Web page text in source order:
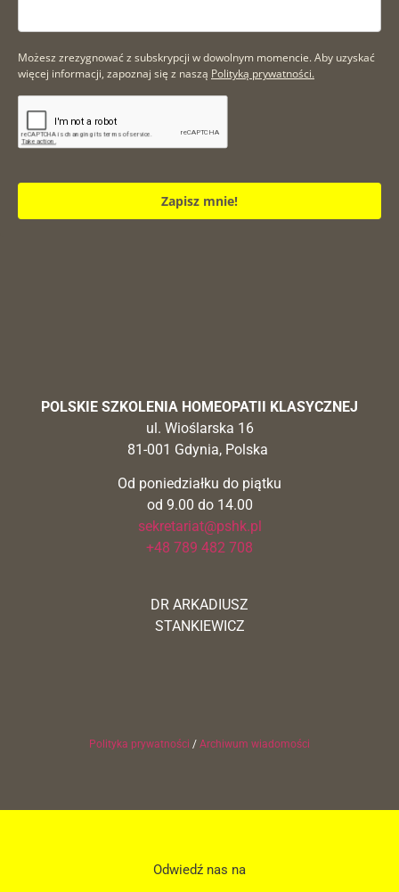
Możesz zrezygnować z subskrypcji w dowolnym momencie. Aby uzyskać
więcej informacji, zapoznaj się z naszą Polityką prywatności.
Zapisz mnie!
POLSKIE SZKOLENIA HOMEOPATII KLASYCZNEJ
ul. Wioślarska 16
81-001 Gdynia, Polska
Od poniedziałku do piątku
od 9.00 do 14.00
sekretariat@pshk.pl
+48 789 482 708
DR ARKADIUSZ
STANKIEWICZ
Polityka prywatności / Archiwum wiadomości
Odwiedź nas na